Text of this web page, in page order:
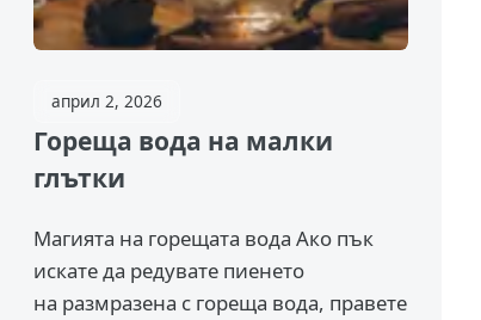
април 2, 2026
Гореща вода на малки
глътки
Магията на горещата вода Ако пък
искате да редувате пиенето
на размразена с гореща вода, правете